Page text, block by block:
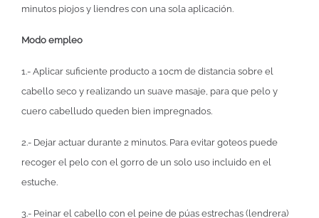
minutos piojos y liendres con una sola aplicación.
Modo empleo
1.- Aplicar suficiente producto a 10cm de distancia sobre el
cabello seco y realizando un suave masaje, para que pelo y
cuero cabelludo queden bien impregnados.
2.- Dejar actuar durante 2 minutos. Para evitar goteos puede
recoger el pelo con el gorro de un solo uso incluido en el
estuche.
3.- Peinar el cabello con el peine de púas estrechas (lendrera)